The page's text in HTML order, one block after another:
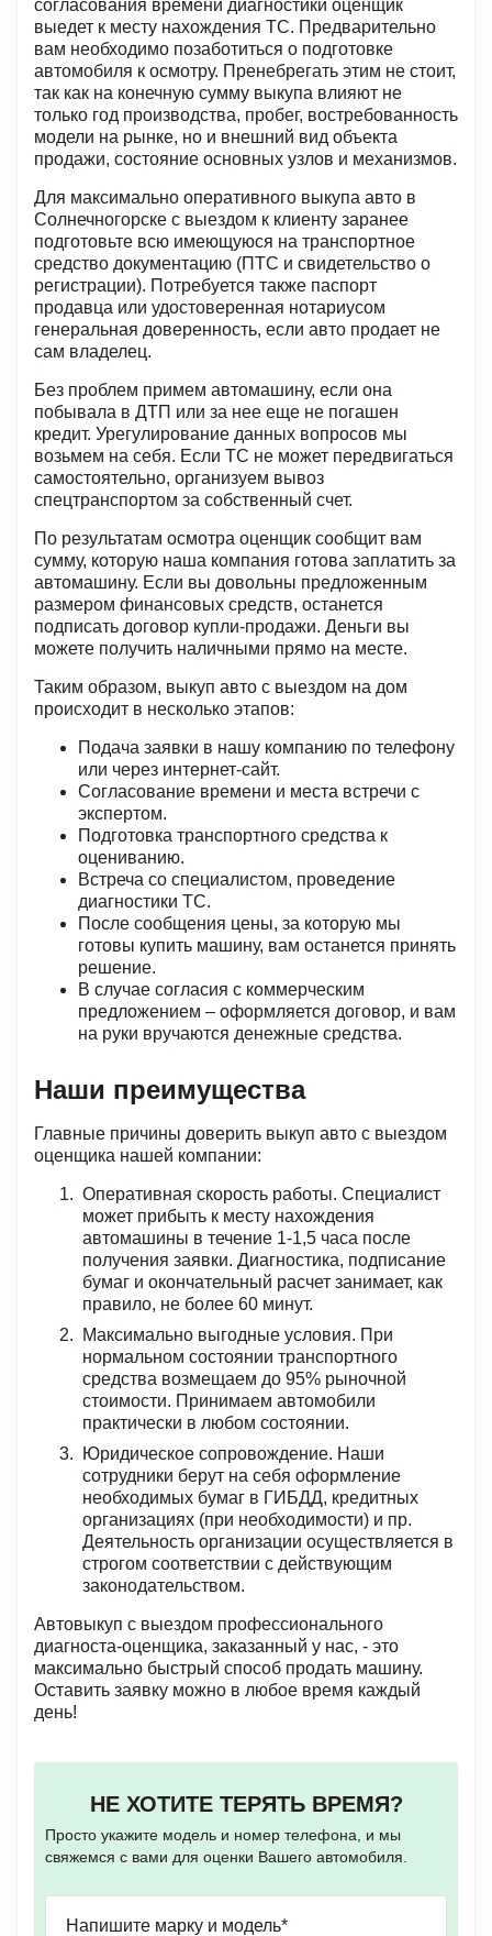
согласования времени диагностики оценщик
выедет к месту нахождения ТС. Предварительно
вам необходимо позаботиться о подготовке
автомобиля к осмотру. Пренебрегать этим не стоит,
так как на конечную сумму выкупа влияют не
только год производства, пробег, востребованность
модели на рынке, но и внешний вид объекта
продажи, состояние основных узлов и механизмов.
Для максимально оперативного выкупа авто в
Солнечногорске с выездом к клиенту заранее
подготовьте всю имеющуюся на транспортное
средство документацию (ПТС и свидетельство о
регистрации). Потребуется также паспорт
продавца или удостоверенная нотариусом
генеральная доверенность, если авто продает не
сам владелец.
Без проблем примем автомашину, если она
побывала в ДТП или за нее еще не погашен
кредит. Урегулирование данных вопросов мы
возьмем на себя. Если ТС не может передвигаться
самостоятельно, организуем вывоз
спецтранспортом за собственный счет.
По результатам осмотра оценщик сообщит вам
сумму, которую наша компания готова заплатить за
автомашину. Если вы довольны предложенным
размером финансовых средств, останется
подписать договор купли-продажи. Деньги вы
можете получить наличными прямо на месте.
Таким образом, выкуп авто с выездом на дом
происходит в несколько этапов:
Подача заявки в нашу компанию по телефону
или через интернет-сайт.
Согласование времени и места встречи с
экспертом.
Подготовка транспортного средства к
оцениванию.
Встреча со специалистом, проведение
диагностики ТС.
После сообщения цены, за которую мы
готовы купить машину, вам останется принять
решение.
В случае согласия с коммерческим
предложением – оформляется договор, и вам
на руки вручаются денежные средства.
Наши преимущества
Главные причины доверить выкуп авто с выездом
оценщика нашей компании:
Оперативная скорость работы. Специалист
может прибыть к месту нахождения
автомашины в течение 1-1,5 часа после
получения заявки. Диагностика, подписание
бумаг и окончательный расчет занимает, как
правило, не более 60 минут.
Максимально выгодные условия. При
нормальном состоянии транспортного
средства возмещаем до 95% рыночной
стоимости. Принимаем автомобили
практически в любом состоянии.
Юридическое сопровождение. Наши
сотрудники берут на себя оформление
необходимых бумаг в ГИБДД, кредитных
организациях (при необходимости) и пр.
Деятельность организации осуществляется в
строгом соответствии с действующим
законодательством.
Автовыкуп с выездом профессионального
диагноста-оценщика, заказанный у нас, - это
максимально быстрый способ продать машину.
Оставить заявку можно в любое время каждый
день!
НЕ ХОТИТЕ ТЕРЯТЬ ВРЕМЯ?
Просто укажите модель и номер телефона, и мы
свяжемся с вами для оценки Вашего автомобиля.